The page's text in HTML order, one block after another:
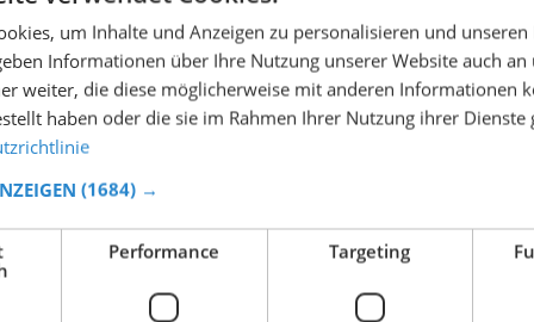
9Toiletten 89% kostenlos 78% barrierefrei
Lauf a.d.Pegnitz →
Memmingen
Toiletten % barrierefrei
um Inhalte und Anzeigen zu personalisieren und
Informationen über Ihre Nutzung unserer Website auch an
weiter, die diese möglicherweise mit anderen Informationen
haben oder die sie im Rahmen Ihrer Nutzung ihrer Dienste
(1684) →
Performance Targeting